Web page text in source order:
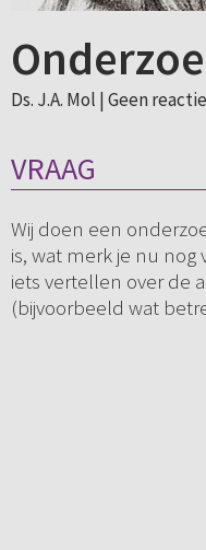
Ds. J.A. Mol | Geen
VRAAG
Wij doen een
is, wat merk je nu nog
iets vertellen over de
(bijvoorbeeld wat